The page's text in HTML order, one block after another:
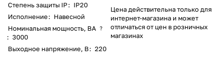
Степень защиты IP: IP20
Исполнение: Навесной
Номинальная мощность, ВА
?
: 3000
Выходное напряжение, В: 220
Цена действительна только для
интернет-магазина и может
отличаться от цен в розничных
магазинах